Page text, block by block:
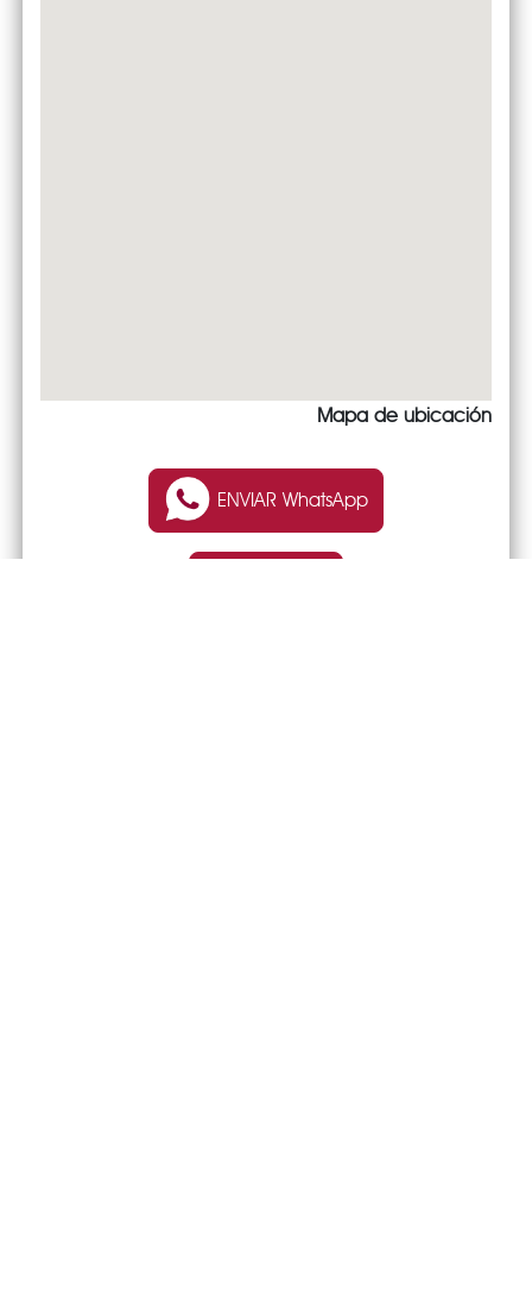
Mapa de ubicación
ENVIAR WhatsApp